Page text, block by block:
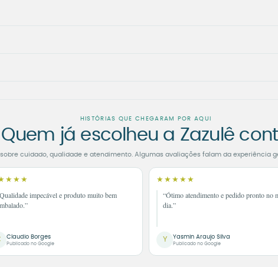
HISTÓRIAS QUE CHEGARAM POR AQUI
Quem já escolheu a Zazulê
sobre cuidado, qualidade e atendimento. Algumas avaliações falam da experiência
impecável e produto muito bem
Claudio Borges
Publicado no Google
★★★★★
“Ótimo atendimento e pedido pronto no
dia.”
Y Yasmin Araujo Silva
Publicado no Google